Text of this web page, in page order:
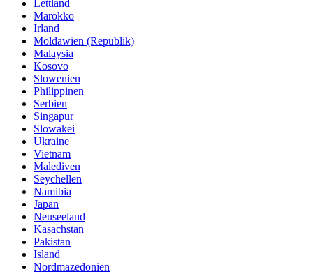
Lettland
Marokko
Irland
Moldawien (Republik)
Malaysia
Kosovo
Slowenien
Philippinen
Serbien
Singapur
Slowakei
Ukraine
Vietnam
Malediven
Seychellen
Namibia
Japan
Neuseeland
Kasachstan
Pakistan
Island
Nordmazedonien